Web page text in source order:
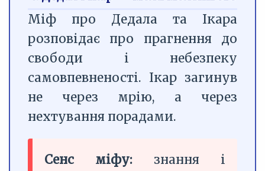
Міф про Дедала та Ікара
розповідає про прагнення до
свободи і небезпеку
самовпевненості. Ікар загинув
не через мрію, а через
нехтування порадами.
Сенс міфу: знання і